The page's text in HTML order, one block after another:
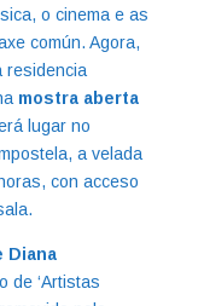
o cinema e as
común. Agora,
residencia
mostra aberta
lugar no
a velada
con acceso
Diana
de ‘Artistas